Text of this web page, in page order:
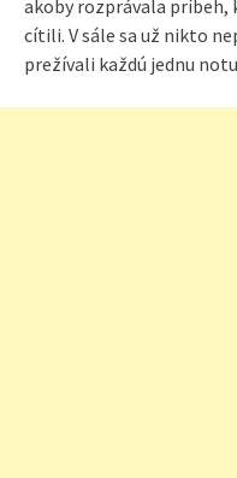
akoby rozprávala
cítili. V sále sa už nikto
prežívali každú jednu